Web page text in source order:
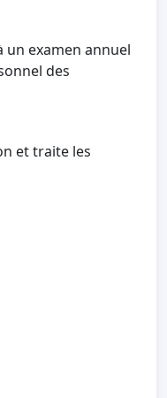
un examen annuel
des
et traite les